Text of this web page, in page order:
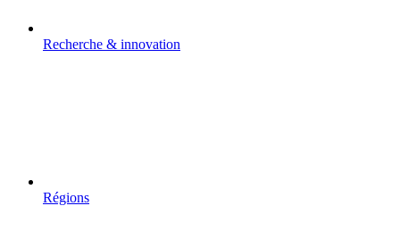
Recherche & innovation
Régions